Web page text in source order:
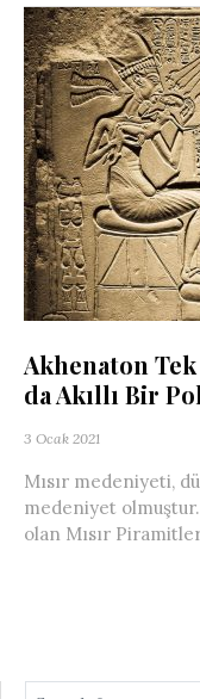
Akhenaton
da Akıllı Bir
3 Ocak 2021
Mısır medeniyeti,
medeniyet
olan Mısır